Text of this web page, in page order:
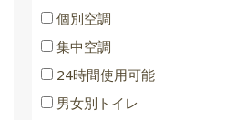
個別空調
集中空調
24時間使用可能
男女別トイレ